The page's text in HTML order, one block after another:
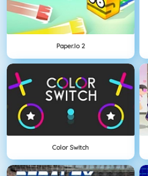
Paper.io 2
Color Switch